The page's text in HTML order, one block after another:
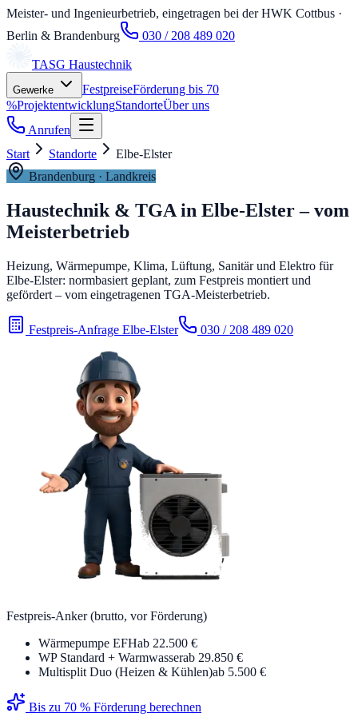
Meister- und Ingenieurbetrieb, eingetragen bei der HWK Cottbus ·
Berlin & Brandenburg
030 / 208 489 020
TASG Haustechnik
Gewerke FestpreiseFörderung bis 70
%ProjektentwicklungStandorteÜber uns
Anrufen
Start
Standorte
Elbe-Elster
Brandenburg · Landkreis
Haustechnik & TGA in Elbe-Elster– vom
Meisterbetrieb
Heizung, Wärmepumpe, Klima, Lüftung, Sanitär und Elektro für
Elbe-Elster: normbasiert geplant, zum Festpreis montiert und
gefördert – vom eingetragenen TGA-Meisterbetrieb.
Festpreis-Anfrage Elbe-Elster 030 / 208 489 020
Festpreis-Anker (brutto, vor Förderung)
Wärmepumpe EFHab 22.500 €
WP Standard + Warmwasserab 29.850 €
Multisplit Duo (Heizen & Kühlen)ab 5.500 €
Bis zu 70 % Förderung berechnen